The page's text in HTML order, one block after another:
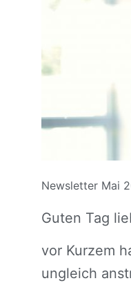
Newsletter Mai
Guten Tag
vor Kurzem
ungleich